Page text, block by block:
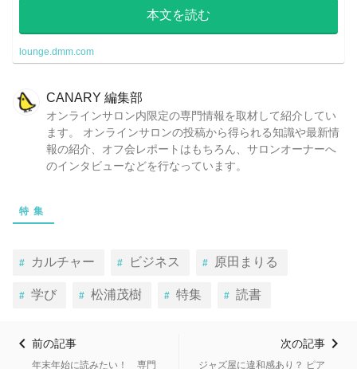
本文を読む
lounge.dmm.com
CANARY 編集部
オンラインサロン内限定の専門情報を取材して紹介してい
ます。 オンラインサロンの投稿から得られる知識や最新情
報の紹介、オフ会レポートはもちろん、サロンオーナーへ
のインタビューなどを行なっています。
特集
カルチャー ビジネス 原田まりる
学び 松浦茂樹 特集 読書
前の記事
年末年始に読みたい！ 専門
次の記事
ジャズ屋に違和感あり？ ピア